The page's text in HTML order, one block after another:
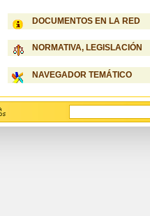
DOCUMENTOS EN LA RED
NORMATIVA, LEGISLACIÓN
NAVEGADOR TEMÁTICO